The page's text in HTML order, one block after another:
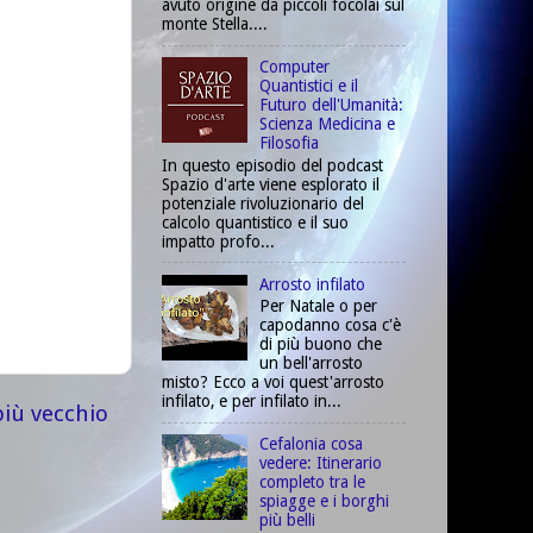
vecchio
avuto origine da piccoli focolai sul
monte Stella....
Computer
Quantistici e il
Futuro dell'Umanità:
Scienza Medicina e
Filosofia
In questo episodio del podcast
Spazio d'arte viene esplorato il
potenziale rivoluzionario del
calcolo quantistico e il suo
impatto profo...
Arrosto infilato
Per Natale o per
capodanno cosa c'è
di più buono che
un bell'arrosto
misto? Ecco a voi quest'arrosto
infilato, e per infilato in...
Cefalonia cosa
vedere: Itinerario
completo tra le
spiagge e i borghi
più belli